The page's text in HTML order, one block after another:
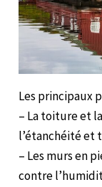
Les principaux
– La toiture et
l’étanchéité et
– Les murs en
contre